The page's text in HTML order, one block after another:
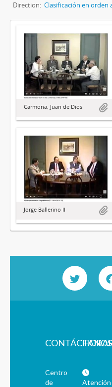
Direction: Clasificación en orden
Carmona, Juan de Dios
Jorge Ballerino II
CONTÁCTANOS
Centro
de
Atención